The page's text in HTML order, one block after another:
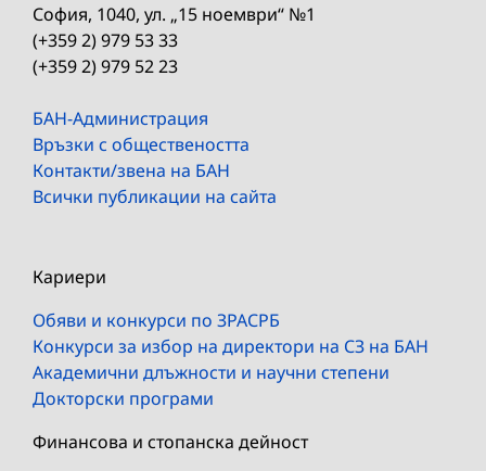
София, 1040, ул. „15 ноември“ №1
(+359 2) 979 53 33
(+359 2) 979 52 23
БАН-Администрация
Връзки с обществеността
Контакти/звена на БАН
Всички публикации на сайта
Кариери
Обяви и конкурси по ЗРАСРБ
Конкурси за избор на директори на СЗ на БАН
Академични длъжности и научни степени
Докторски програми
Финансова и стопанска дейност